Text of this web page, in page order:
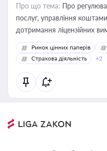
Про що тема: Про
послуг, управління коштами, приймання платежів та
дотримання ліцензійних
Ринок цінних паперів
Страхова діяльність
+2